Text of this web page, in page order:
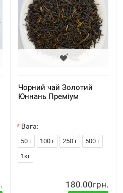
Чорний чай Золотий
Юннань Преміум
Вага:
50 г 100 г 250 г
500 г
1кг
180.00грн.